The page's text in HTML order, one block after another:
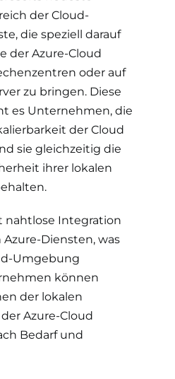
der Cloud-
die speziell darauf
der Azure-Cloud
oder auf
zu bringen. Diese
es Unternehmen, die
der Cloud
sie gleichzeitig die
ihrer lokalen
nahtlose Integration
Diensten, was
Umgebung
können
der lokalen
Azure-Cloud
Bedarf und